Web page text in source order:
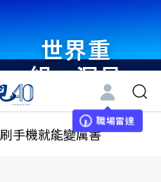
世界重
組・洞見
未來 與
世界領袖
職場雷達
刷手機就能變厲害